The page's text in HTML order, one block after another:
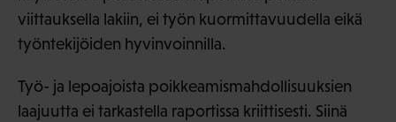
viittauksella lakiin, ei työn kuormittavuudella eikä
työntekijöiden hyvinvoinnilla.
Työ- ja lepoajoista poikkeamismahdollisuuksien
laajuutta ei tarkastella raportissa kriittisesti. Siinä